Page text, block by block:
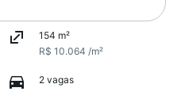
154 m²
R$ 10.064 /m²
2 vagas